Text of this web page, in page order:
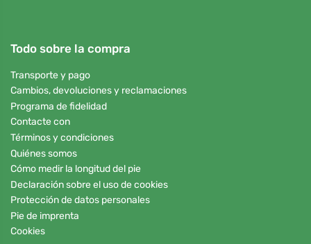
Todo sobre la compra
Transporte y pago
Cambios, devoluciones y reclamaciones
Programa de fidelidad
Contacte con
Términos y condiciones
Quiénes somos
Cómo medir la longitud del pie
Declaración sobre el uso de cookies
Protección de datos personales
Pie de imprenta
Cookies